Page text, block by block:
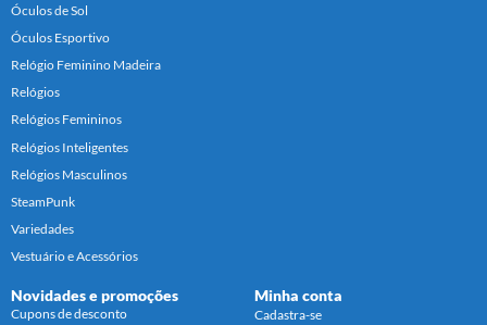
Óculos de Sol
Óculos Esportivo
Relógio Feminino Madeira
Relógios
Relógios Femininos
Relógios Inteligentes
Relógios Masculinos
SteamPunk
Variedades
Vestuário e Acessórios
Novidades e promoções
Cupons de desconto
Minha conta
Cadastra-se